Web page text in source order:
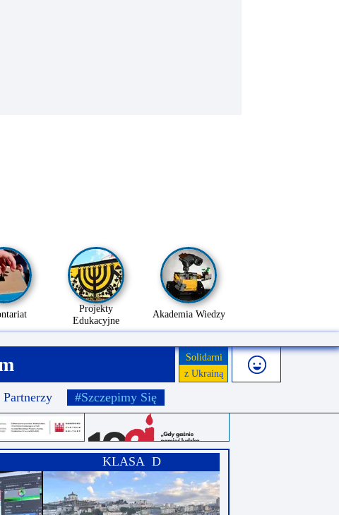
Solidarni
z Ukrainą
KLASA D
#Szczepimy Się
Partnerzy
Projekty
Edukacyjne
Akademia Wiedzy